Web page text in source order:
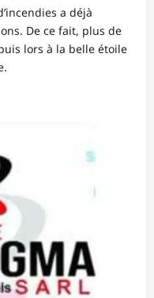
a déjà
De ce fait, plus de
lors à la belle étoile